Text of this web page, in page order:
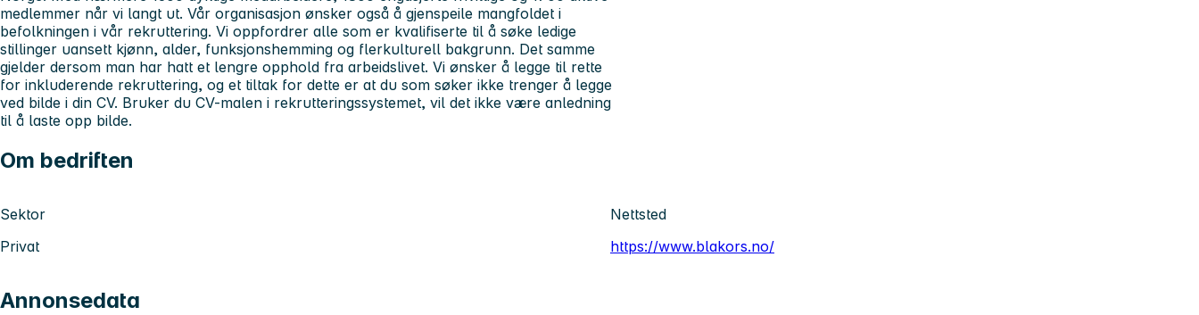
medlemmer når vi langt ut. Vår organisasjon ønsker også å gjenspeile mangfoldet i
befolkningen i vår rekruttering. Vi oppfordrer alle som er kvalifiserte til å søke ledige
stillinger uansett kjønn, alder, funksjonshemming og flerkulturell bakgrunn. Det samme
gjelder dersom man har hatt et lengre opphold fra arbeidslivet. Vi ønsker å legge til rette
for inkluderende rekruttering, og et tiltak for dette er at du som søker ikke trenger å legge
ved bilde i din CV. Bruker du CV-malen i rekrutteringssystemet, vil det ikke være anledning
til å laste opp bilde.
Om bedriften
Sektor
Privat
Nettsted
https://www.blakors.no/
Annonsedata